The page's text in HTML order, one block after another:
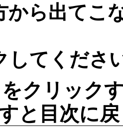
から出てこ
してくださ
をクリック
と目次に